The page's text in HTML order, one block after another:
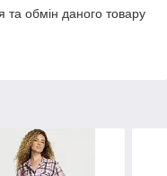
обмін даного товару